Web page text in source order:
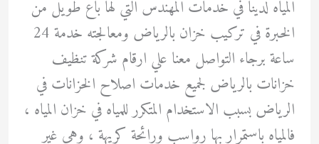
المياه لدينا في خدمات المهندس التي لها باع طويل من
الخبرة في تركيب خزان بالرياض ومعالجته خدمة 24
ساعة برجاء التواصل معنا علي ارقام شركة تنظيف
خزانات بالرياض لجميع خدمات اصلاح الخزانات في
الرياض بسبب الاستخدام المتكرر للمياه في خزان المياه ،
فالمياه باستمرار بها رواسب ورائحة كريهة ، وهي غير